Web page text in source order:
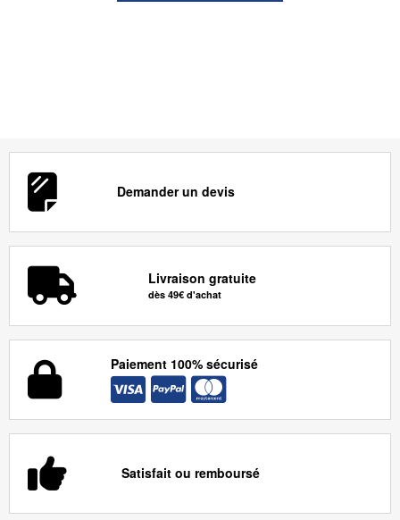
Demander un devis
Livraison gratuite
dès 49€ d'achat
Paiement 100% sécurisé
Satisfait ou remboursé